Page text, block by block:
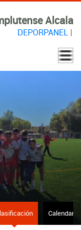
Alcala
DEPORPANEL|
Calendario